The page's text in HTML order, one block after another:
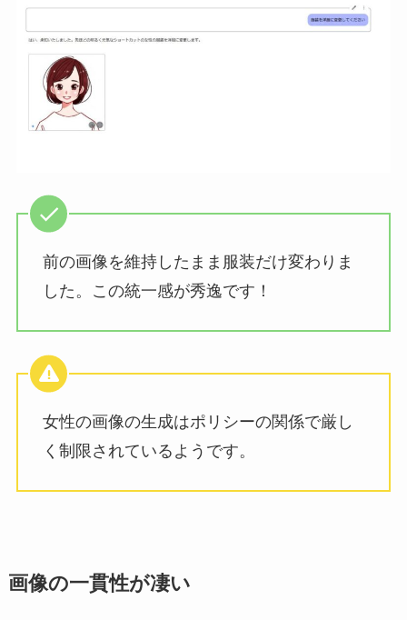
前の画像を維持したまま服装だけ変わりま
した。この統一感が秀逸です！
女性の画像の生成はポリシーの関係で厳し
く制限されているようです。
画像の一貫性が凄い